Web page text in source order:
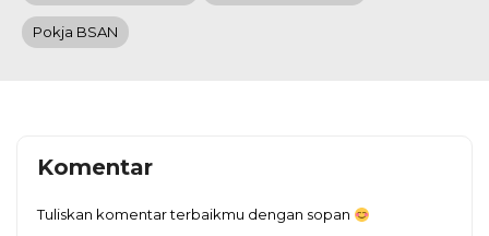
Pokja BSAN
Komentar
Tuliskan komentar terbaikmu dengan sopan